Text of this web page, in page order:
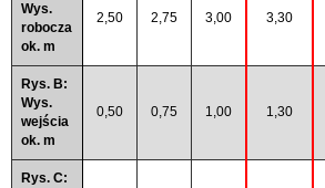
Wys.
robocza
ok. m
2,50 2,75 3,00 3,30
Rys. B:
Wys.
wejścia
ok. m
0,50 0,75 1,00 1,30
Rys. C: